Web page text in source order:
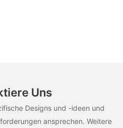
Uns
Designs und -ideen und
ansprechen. Weitere